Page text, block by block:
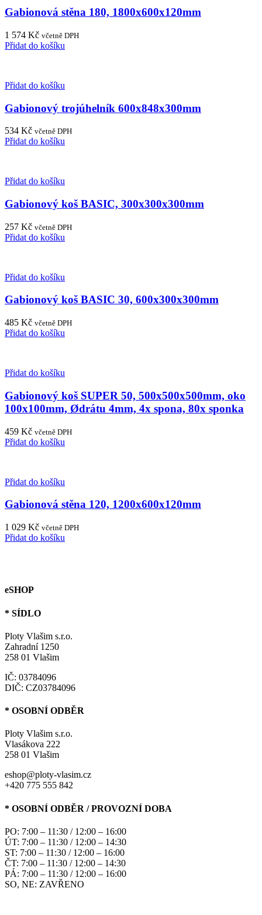
Gabionová stěna 180, 1800x600x120mm
1 574 Kč včetně DPH
Přidat do košíku
Přidat do košíku
Gabionový trojúhelník 600x848x300mm
534 Kč včetně DPH
Přidat do košíku
Přidat do košíku
Gabionový koš BASIC, 300x300x300mm
257 Kč včetně DPH
Přidat do košíku
Přidat do košíku
Gabionový koš BASIC 30, 600x300x300mm
485 Kč včetně DPH
Přidat do košíku
Přidat do košíku
Gabionový koš SUPER 50, 500x500x500mm, oko
100x100mm, Ødrátu 4mm, 4x spona, 80x sponka
459 Kč včetně DPH
Přidat do košíku
Přidat do košíku
Gabionová stěna 120, 1200x600x120mm
1 029 Kč včetně DPH
Přidat do košíku
eSHOP
* SÍDLO
Ploty Vlašim s.r.o.
Zahradní 1250
258 01 Vlašim
IČ: 03784096
DIČ: CZ03784096
* OSOBNÍ ODBĚR
Ploty Vlašim s.r.o.
Vlasákova 222
258 01 Vlašim
eshop@ploty-vlasim.cz
+420 775 555 842
* OSOBNÍ ODBĚR / PROVOZNÍ DOBA
PO: 7:00 – 11:30 / 12:00 – 16:00
ÚT: 7:00 – 11:30 / 12:00 – 14:30
ST: 7:00 – 11:30 / 12:00 – 16:00
ČT: 7:00 – 11:30 / 12:00 – 14:30
PÁ: 7:00 – 11:30 / 12:00 – 16:00
SO, NE: ZAVŘENO